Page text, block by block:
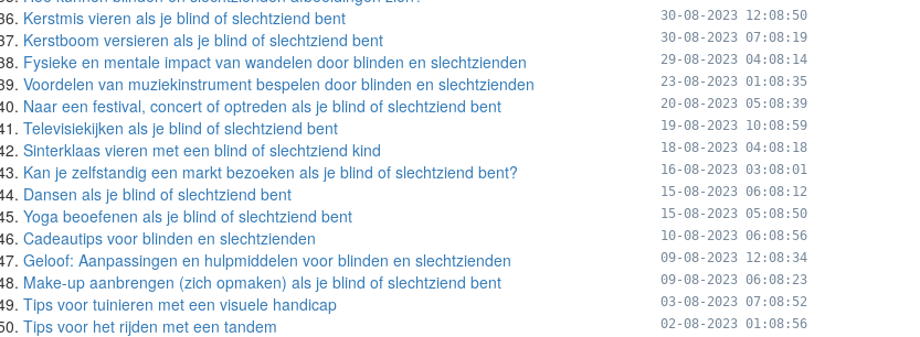
Kerstmis vieren als je blind of slechtziend bent 30-08-2023 12:08:50
Kerstboom versieren als je blind of slechtziend bent 30-08-2023 07:08:19
Fysieke en mentale impact van wandelen door blinden en slechtzienden 29-08-2023 04:08:14
Voordelen van muziekinstrument bespelen door blinden en slechtzienden 23-08-2023 01:08:35
Naar een festival, concert of optreden als je blind of slechtziend bent 20-08-2023 05:08:39
Televisiekijken als je blind of slechtziend bent 19-08-2023 10:08:59
Sinterklaas vieren met een blind of slechtziend kind 18-08-2023 04:08:18
Kan je zelfstandig een markt bezoeken als je blind of slechtziend bent? 16-08-2023 03:08:01
Dansen als je blind of slechtziend bent 15-08-2023 06:08:12
Yoga beoefenen als je blind of slechtziend bent 15-08-2023 05:08:50
Cadeautips voor blinden en slechtzienden 10-08-2023 06:08:56
Geloof: Aanpassingen en hulpmiddelen voor blinden en slechtzienden 09-08-2023 12:08:34
Make-up aanbrengen (zich opmaken) als je blind of slechtziend bent 09-08-2023 06:08:23
Tips voor tuinieren met een visuele handicap 03-08-2023 07:08:52
Tips voor het rijden met een tandem 02-08-2023 01:08:56